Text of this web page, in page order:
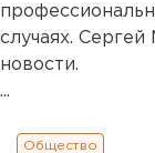
случаях.
новости.
...
Общество